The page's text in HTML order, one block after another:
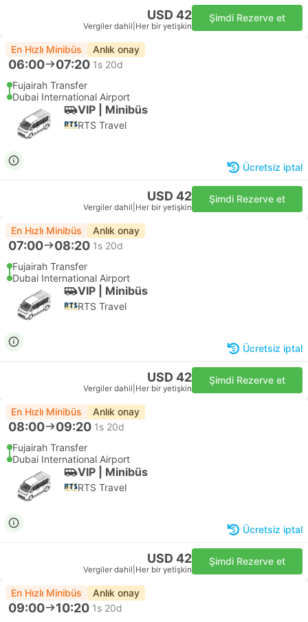
USD 42
Vergiler dahil Her bir yetişkin
Şimdi Rezerve et
En Hızlı Minibüs Anlık onay
06:00 07:20 1s 20d
Fujairah Transfer
Dubai International Airport
VIP | Minibüs
RTS Travel
Ücretsiz iptal
USD 42
Vergiler dahil Her bir yetişkin
Şimdi Rezerve et
En Hızlı Minibüs Anlık onay
07:00 08:20 1s 20d
Fujairah Transfer
Dubai International Airport
VIP | Minibüs
RTS Travel
Ücretsiz iptal
USD 42
Vergiler dahil Her bir yetişkin
Şimdi Rezerve et
En Hızlı Minibüs Anlık onay
08:00 09:20 1s 20d
Fujairah Transfer
Dubai International Airport
VIP | Minibüs
RTS Travel
Ücretsiz iptal
USD 42
Vergiler dahil Her bir yetişkin
Şimdi Rezerve et
En Hızlı Minibüs Anlık onay
09:00 10:20 1s 20d